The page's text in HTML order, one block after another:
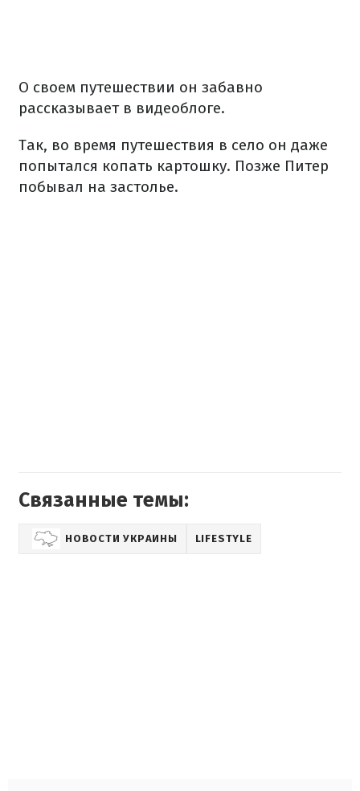
О своем путешествии он забавно
рассказывает в видеоблоге.
Так, во время путешествия в село он даже
попытался копать картошку. Позже Питер
побывал на застолье.
Связанные темы:
НОВОСТИ УКРАИНЫ LIFESTYLE